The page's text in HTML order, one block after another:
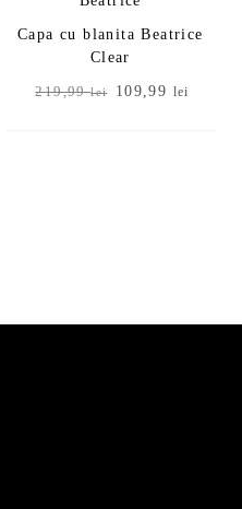
Capa cu blanita Beatrice
Clear
219,99lei
Prețul
a
109,99 lei
este: